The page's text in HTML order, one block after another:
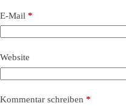
E-Mail *
Website
Kommentar schreiben *